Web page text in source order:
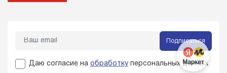
Подписаться
Даю согласие на обработку персональных данных